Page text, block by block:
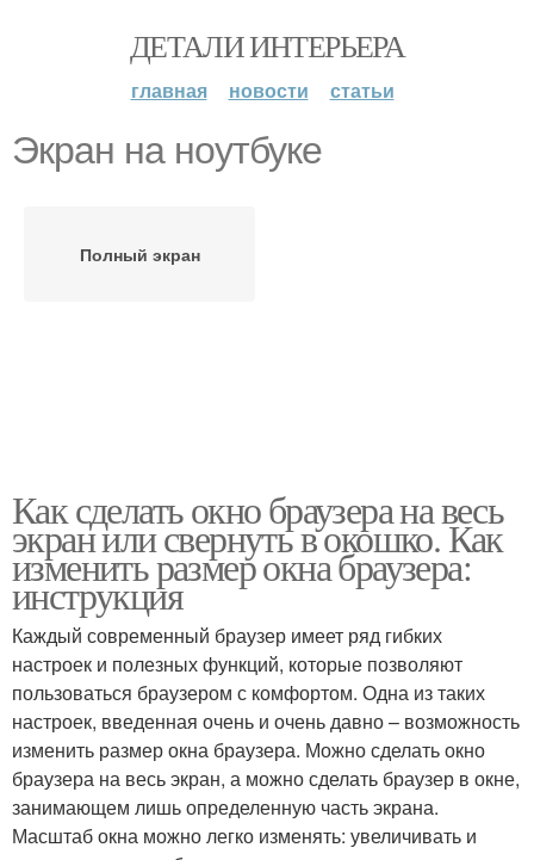
ДЕТАЛИ ИНТЕРЬЕРА
главная новости статьи
Экран на ноутбуке
Полный экран
Как сделать окно браузера на весь
экран или свернуть в окошко. Как
изменить размер окна браузера:
инструкция
Каждый современный браузер имеет ряд гибких
настроек и полезных функций, которые позволяют
пользоваться браузером с комфортом. Одна из таких
настроек, введенная очень и очень давно – возможность
изменить размер окна браузера. Можно сделать окно
браузера на весь экран, а можно сделать браузер в окне,
занимающем лишь определенную часть экрана.
Масштаб окна можно легко изменять: увеличивать и